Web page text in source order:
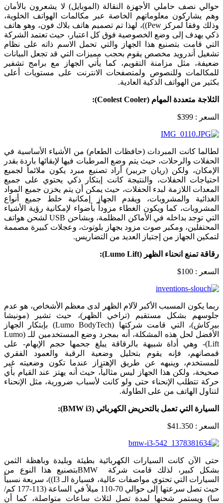
حوالي نصف حاملي الأجهزة النقالة (الموبايل) لا يشعرون بالأمان
وهم يشاركون معلوماتهم الخاصة عبر مكالمات الهواتف الخلوية،
وذلك وفقاً لمركز Pew))، لهذا تم تصميم هاتف بلاك فون، وهو هاتف
ذكي يهدف إلى وضع الخصوصية فوق كل اعتبار، حيث تعتمد الشركة
التي قامت بتصنيع هذا الجهاز والتي تحمل الاسم ذاته على نظام
تشغيل أندرويد مخصص يقوم بحجب مميزات التي قد تجعل البيانات
ضعيفة، مثل مزامنة التقويم، كما يأتي الجهاز مع برامج تشفير
للمكالمات وللنصوص ولمتصفحات الانترنت على مستويات أعلى
بكثير من الهواتف الذكية العادية.
الثلاجة متعددة المهام (Coolest Cooler
):
السعر : 399$
لطالما كانت المبردات (حافظات الطعام) من الأشياء الأساسية في
الحفلات والرحلات، حيث يتم وضع المرطبات فيها لإبقائها باردة بقدر
الإمكان، ولكن (ريان جربير) أراد تصنيع مبرد يكون ملائماً لجميع
احتياجات الحفلات، والنتيجة كانت إبتكار ذكي يحتوي على جميع
المعدات اللازمة لبدء الحفلات، حيث يمكن أن يتم يخزن جميع المواد
الغذائية والمشروبات، ويقدم الجهاز إمكانية خلط جميع أنواع
المشروبات، كما ويكون الغطاء مزوداً بأضواء لإمكانية رؤية الأشياء
التي توجد بداخله في الأماكن المظلمة، وبشاحن USB لشحن هواتف
المحتفلين، ومكبر صوت مزود بجهاز بلوتوث، وعجلات كبيرة مصممة
لتمكين الجهاز من إجتياز العديد من التضاريس.
رقاقة تمنع انحناء الظهر (Lumo Lift
):
السعر : 100$
ربما يكون المسبب الأكبر لآلام الظهر لدى معظم الأشخاص، هو عدم
جلوسهم بشكل مستقيم (تراخي الظهر)، حيث تشير (مونيشا
بيركاش)، التي قامت شركتها (Lumo BodyTech) بإبتكار الجهاز
الأفضل لحل هذه المشكلة، أنه بمجرد وضع المستخدمين للـ (Lumo
Lift)- وهي أداة شبيهة بالرقاقة يبلغ جحمها حجم الإبهام- على
قمصانهم، فإنه يقوم بتحليل وضعية الرقبة والعمود الفقري
للمستخدم، وينبهه عن طريق الإهتزاز عندما تكون وضعيته غير
صحيحة، ولكن هذا الجهاز ليس مثالياً، حيث أنه يهتز عند القيام بأي
حركة تتطلب الإنحناء حتى ولو كانت لأسباب ضرورية، مثل الإنحناء
لتناول الهاتف من على الطاولة.
السيارة التي تعمل بالتحريض الكهربائي (BMW i3)
:
السعر : 41.350$
حتى الآن كانت السيارات الكهربائية بطيئة وبليدة وباهظة الثمن
بشكل كبير، لذلك قامت شركة BMWبتصنيع هذا النوع من
السيارات التي تحتوي مواصفات عالية، فسيارة الـ I3))، سريعة نسبياً
حيث تصل سرعتها إلى حوالي 70-110 ميلاً في الساعة (113-177 كم/
سا) ويستمر شحنها لمدة تصل لثلاث ساعات متواصلة، كما أن